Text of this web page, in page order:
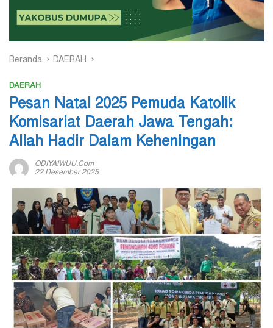
Beranda DAERAH
DAERAH
Pesan Natal 2025 Pemuda Katolik
Komisariat Daerah Jawa Tengah:
Allah Hadir Dalam Keheningan
ODIYAIWUU.com
22 Desember 2025